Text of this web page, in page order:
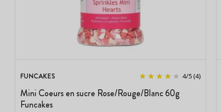
FUNCAKES 4/5(4)
Mini Coeurs en sucre Rose/Rouge/Blanc 60g
Funcakes